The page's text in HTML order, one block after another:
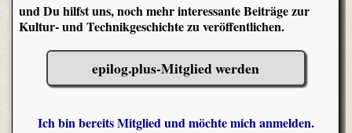
und Du hilfst uns, noch mehr interessante Beiträge zur
Kultur- und Technikgeschichte zu veröffentlichen.
epilog.plus-Mitglied werden
Ich bin bereits Mitglied und möchte mich anmelden.